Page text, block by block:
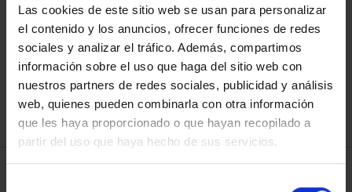
Las cookies de este sitio web se usan para personalizar
el contenido y los anuncios, ofrecer funciones de redes
sociales y analizar el tráfico. Además, compartimos
información sobre el uso que haga del sitio web con
nuestros partners de redes sociales, publicidad y análisis
web, quienes pueden combinarla con otra información
que les haya proporcionado o que hayan recopilado a
partir del uso que haya hecho de sus servicios.
ORDENAR POR:
REFINAR